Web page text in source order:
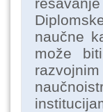
naučne
može